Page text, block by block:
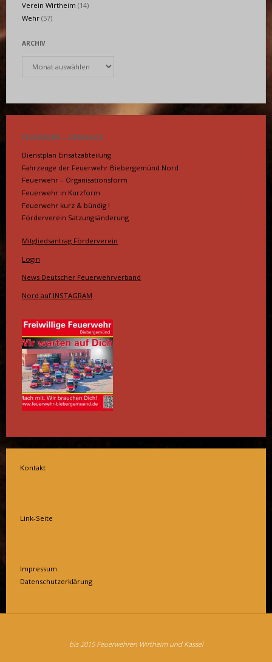
Verein Wirtheim (14)
Wehr (57)
ARCHIV
FEUERWEHR – ÜBERBLICK
Dienstplan Einsatzabteilung
Fahrzeuge der Feuerwehr Biebergemünd Nord
Feuerwehr – Organisationsform
Feuerwehr in Kurzform
Feuerwehr kurz & bündig !
Förderverein Satzungsänderung
Mitgliedsantrag Förderverein
Login
News Deutscher Feuerwehrverband
Nord auf INSTAGRAM
Kontakt
Link-Seite
Impressum
Datenschutzerklärung
bis 2015 Feuerwehren Wirtheim und Kassel